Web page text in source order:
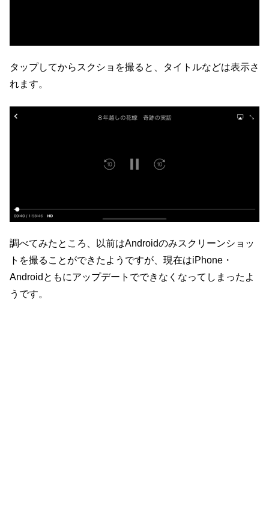
タップしてからスクショを撮ると、タイトルなどは表示さ
れます。
調べてみたところ、以前はAndroidのみスクリーンショッ
トを撮ることができたようですが、現在はiPhone・
Androidともにアップデートでできなくなってしまったよ
うです。